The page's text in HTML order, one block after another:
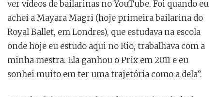
ver vídeos de bailarinas no YouTube. Foi quando eu
achei a Mayara Magri (hoje primeira bailarina do
Royal Ballet, em Londres), que estudava na escola
onde hoje eu estudo aqui no Rio, trabalhava com a
minha mestra. Ela ganhou o Prix em 2011 e eu
sonhei muito em ter uma trajetória como a dela”.